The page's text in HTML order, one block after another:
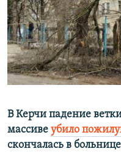
ПОБЕДИТЕЛЕЙ НЕ СУДЯТ?
КРЫМ.НЕПОКОРЕННЫЙ
ELIFBE
УКРАИНСКАЯ ПРОБЛЕМА
ПРИСОЕДИНЯЙТЕСЬ!
В Керчи падение
массиве убило
скончалась в